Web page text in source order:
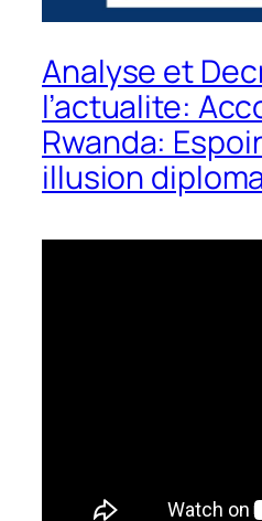
Analyse et
l’actualite:
Rwanda:
illusion